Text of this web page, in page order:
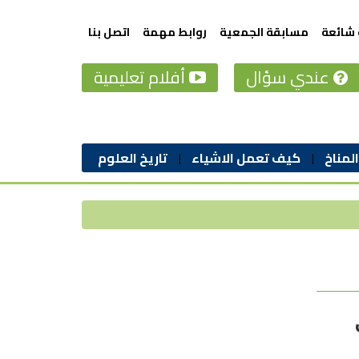
كيف تعمل الاشياء تاريخ العلوم
أفلام تعليمية عندي سؤال
شائعة مسابقة الجمعية روابط مهمة اتصل بنا